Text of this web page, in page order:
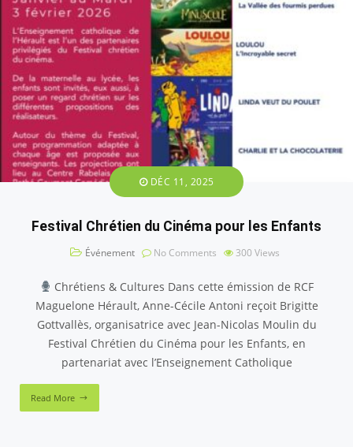
DÉC 11, 2025
Festival Chrétien du Cinéma pour les Enfants
Événement No Comments 300 Views
Chrétiens & Cultures Dans cette émission de RCF
Maguelone Hérault, Anne-Cécile Antoni reçoit Brigitte
Gottvallès, organisatrice avec Jean-Nicolas Moulin du
Festival Chrétien du Cinéma pour les Enfants, en
partenariat avec l’Enseignement Catholique
Read More